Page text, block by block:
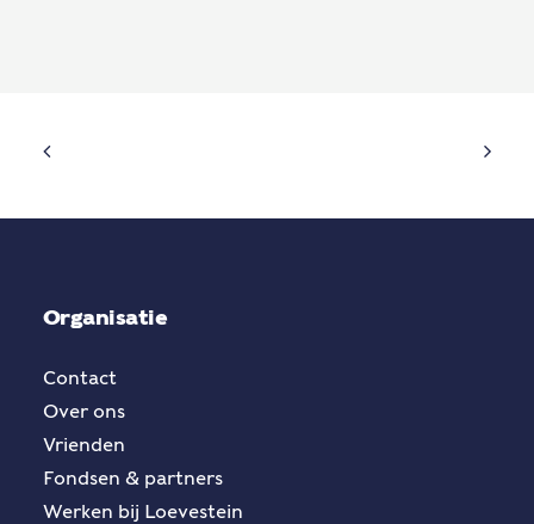
Organisatie
Contact
Over ons
Vrienden
Fondsen & partners
Werken bij Loevestein